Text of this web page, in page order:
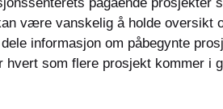
pågående
være vanskelig å holde oversikt
informasjon om påbegynte
som flere prosjekt kommer i